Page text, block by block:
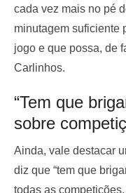
cada vez mais no pé
minutagem suficiente
jogo e que possa, de
Carlinhos.
“Tem que
sobre
Ainda, vale destacar
diz que “tem que
todas as